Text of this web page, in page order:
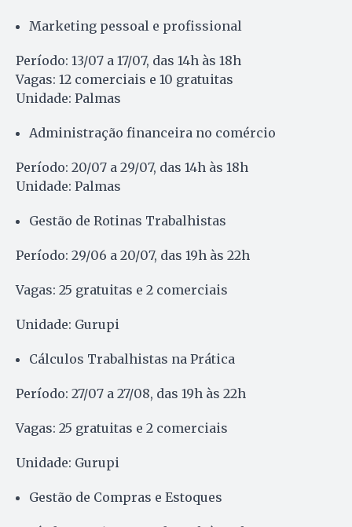
Marketing pessoal e profissional
Período: 13/07 a 17/07, das 14h às 18h
Vagas: 12 comerciais e 10 gratuitas
Unidade: Palmas
Administração financeira no comércio
Período: 20/07 a 29/07, das 14h às 18h
Unidade: Palmas
Gestão de Rotinas Trabalhistas
Período: 29/06 a 20/07, das 19h às 22h
Vagas: 25 gratuitas e 2 comerciais
Unidade: Gurupi
Cálculos Trabalhistas na Prática
Período: 27/07 a 27/08, das 19h às 22h
Vagas: 25 gratuitas e 2 comerciais
Unidade: Gurupi
Gestão de Compras e Estoques